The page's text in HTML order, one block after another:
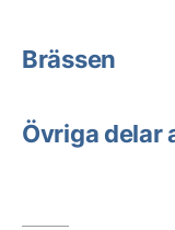
Brässen
Övriga delar